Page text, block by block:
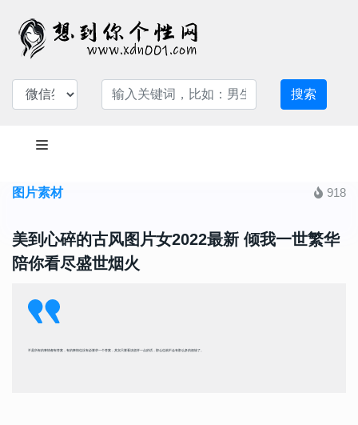
搜索
图片素材 918
美到心碎的古风图片女2022最新 倾我一世繁华
陪你看尽盛世烟火
不是所有的事情都有答案，有的事情也没有必要求一个答案，其实只要看淡想开一点的话，那么也就不会有那么多的烦恼了。